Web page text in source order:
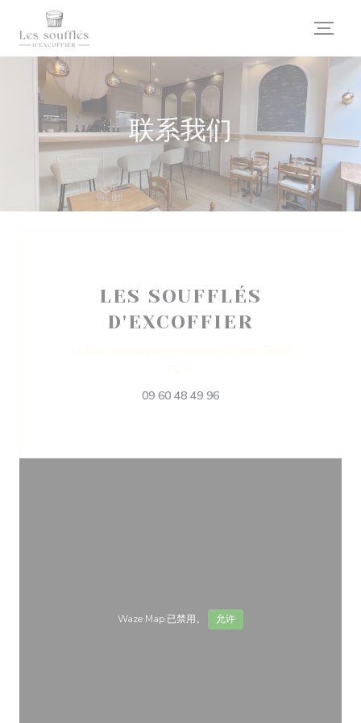
Cookie管理面板
联系我们
LES SOUFFLÉS
D'EXCOFFIER
09 60 48 49 96
Waze Map 已禁用。 允许